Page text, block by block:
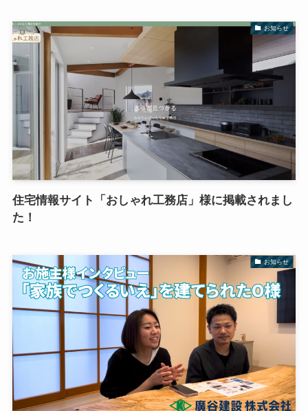
お知らせ
住宅情報サイト「おしゃれ工務店」様に掲載されまし
た！
お知らせ